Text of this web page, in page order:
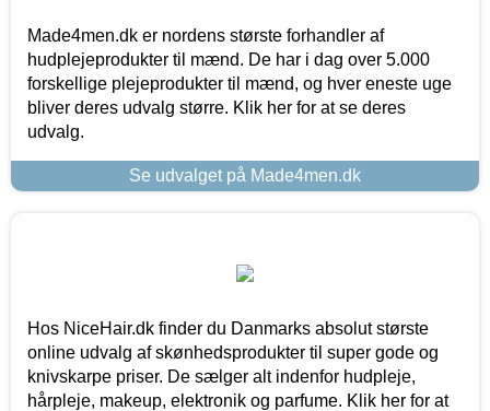
Made4men.dk er nordens største forhandler af
hudplejeprodukter til mænd. De har i dag over 5.000
forskellige plejeprodukter til mænd, og hver eneste uge
bliver deres udvalg større. Klik her for at se deres
udvalg.
Se udvalget på Made4men.dk
Hos NiceHair.dk finder du Danmarks absolut største
online udvalg af skønhedsprodukter til super gode og
knivskarpe priser. De sælger alt indenfor hudpleje,
hårpleje, makeup, elektronik og parfume. Klik her for at